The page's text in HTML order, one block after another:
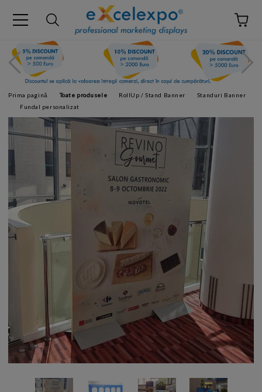
Prima pagină Toate produsele RollUp / Stand Banner
Standuri Banner
Fundal personalizat